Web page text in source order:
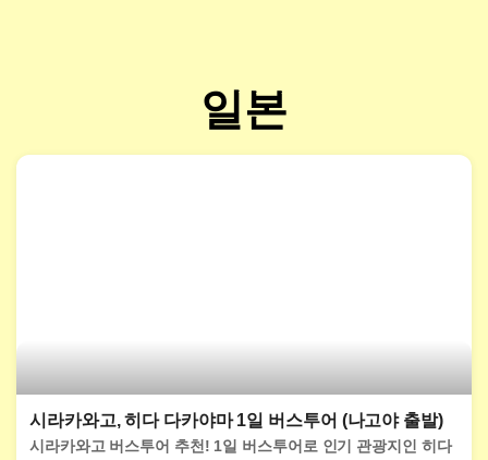
일본
시라카와고, 히다 다카야마 1일 버스투어 (나고야 출발)
시라카와고 버스투어 추천! 1일 버스투어로 인기 관광지인 히다